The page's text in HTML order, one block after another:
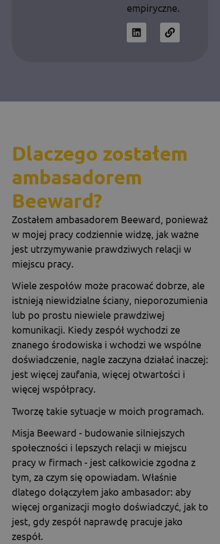
empiryczne.
Dlaczego zostałem
ambasadorem
Beeward?
Zostałem ambasadorem Beeward, ponieważ
w mojej pracy codziennie widzę, jak ważne
jest utrzymywanie prawdziwych relacji w
miejscu pracy.
Wiele zespołów może pracować dobrze, ale
istnieją niewidzialne ściany, nieporozumienia
lub po prostu niewiele prawdziwej
komunikacji. Kiedy zespół wychodzi ze
znanego środowiska i wchodzi we wspólne
doświadczenie, nagle zaczyna działać inaczej:
jest więcej zaufania, więcej otwartości i
więcej współpracy.
Tworzę takie sytuacje w moich programach.
Misja Beeward - budowanie silniejszych
społeczności i lepszych relacji w miejscu
pracy w firmach - jest całkowicie zgodna z
tym, za czym się opowiadam. Właśnie
dlatego dołączyłem jako ambasador: aby
więcej organizacji mogło doświadczyć, jak to
jest, gdy zespół naprawdę pracuje jako
zespół.